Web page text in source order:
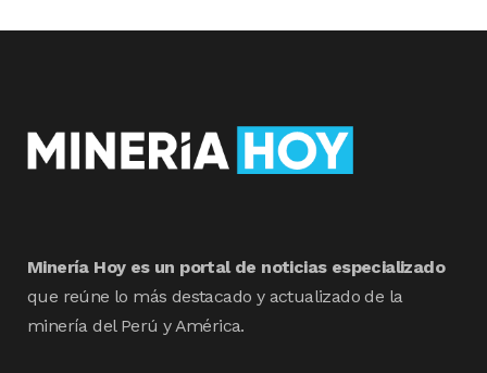
Minería Hoy es un portal de noticias especializado
que reúne lo más destacado y actualizado de la
minería del Perú y América.